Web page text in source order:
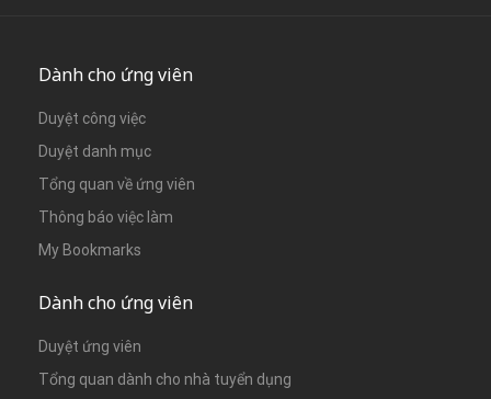
Dành cho ứng viên
Duyệt công việc
Duyệt danh mục
Tổng quan về ứng viên
Thông báo việc làm
My Bookmarks
Dành cho ứng viên
Duyệt ứng viên
Tổng quan dành cho nhà tuyển dụng